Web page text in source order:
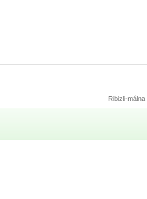
Ribizli-málna